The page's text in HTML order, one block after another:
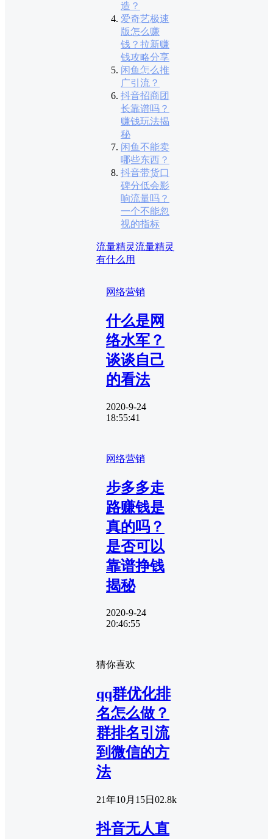
造？
爱奇艺极速
版怎么赚
钱？拉新赚
钱攻略分享
闲鱼怎么推
广引流？
抖音招商团
长靠谱吗？
赚钱玩法揭
秘
闲鱼不能卖
哪些东西？
抖音带货口
碑分低会影
响流量吗？
一个不能忽
视的指标
流量精灵流量精灵
有什么用
网络营销
什么是网
络水军？
谈谈自己
的看法
2020-9-24
18:55:41
网络营销
步多多走
路赚钱是
真的吗？
是否可以
靠谱挣钱
揭秘
2020-9-24
20:46:55
猜你喜欢
qq群优化排
名怎么做？
群排名引流
到微信的方
法
21年10月15日 02.8k
抖音无人直